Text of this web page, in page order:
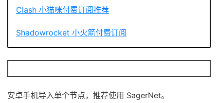
Clash 小猫咪付费订阅推荐
Shadowrocket 小火箭付费订阅
安卓手机导入单个节点，推荐使用 SagerNet。